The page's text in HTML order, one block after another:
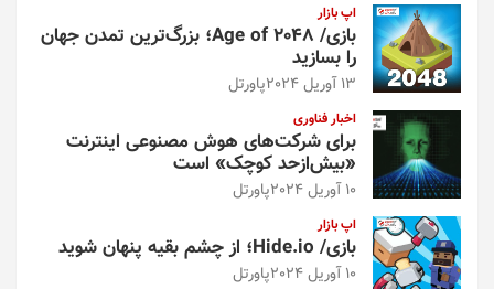
اپ بازار
بازی/ Age of 2048؛ بزرگ‌ترین تمدن جهان
را بسازید
13 آوریل 2024 پاورتل
اخبار فناوری
برای شرکت‌های هوش مصنوعی اینترنت
«بیش‌از‌حد کوچک» است
10 آوریل 2024 پاورتل
اپ بازار
بازی/ Hide.io؛ از چشم بقیه پنهان شوید
10 آوریل 2024 پاورتل